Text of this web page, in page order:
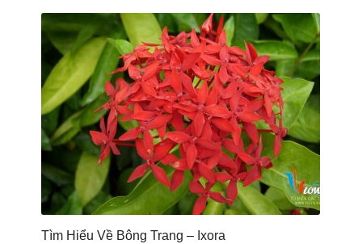
Tìm Hiểu Về Bông Trang – Ixora